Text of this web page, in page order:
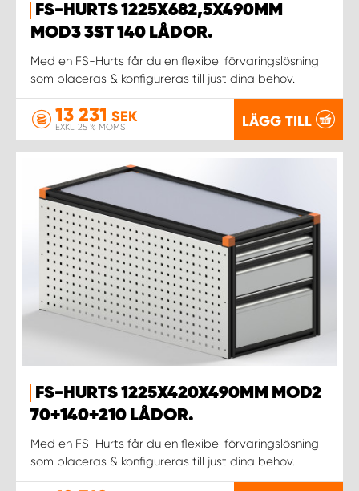
FS-HURTS 1225X682,5X490MM
MOD3 3ST 140 LÅDOR.
Med en FS-Hurts får du en flexibel förvaringslösning
som placeras & konfigureras till just dina behov.
13 231 SEK
EXKL. 25 % MOMS LÄGG TILL
FS-HURTS 1225X420X490MM MOD2
70+140+210 LÅDOR.
Med en FS-Hurts får du en flexibel förvaringslösning
som placeras & konfigureras till just dina behov.